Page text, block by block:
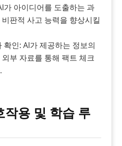
가 아이디어를 도출하는 과
판적 사고 능력을 향상시킬
확인: AI가 제공하는 정보의
부 자료를 통해 팩트 체크
작용 및 학습 루